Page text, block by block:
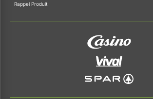
Rappel Produit